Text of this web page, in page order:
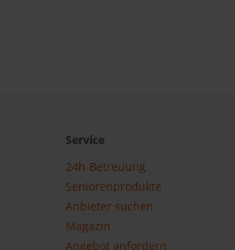
Service
24h-Betreuung
Seniorenprodukte
Anbieter suchen
Magazin
Angebot anfordern